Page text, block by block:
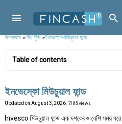
ফিনক্যাশ»যৌথ পুঁজি»ইনভেস্কো-মিউচুয়াল ফান্ড
Table of contents
ইনভেস্কো মিউচুয়াল ফান্ড
Updated on August 3, 2026 , 7105 views
Invesco মিউচুয়াল ফান্ড এক দশকেরও বেশি সময়